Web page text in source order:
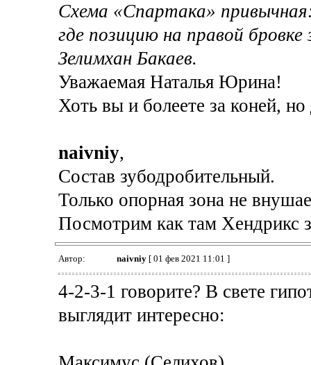
Схема «Спартака»
где позицию на правой бровке
Зелимхан Бакаев.
Уважаемая Наталья Юрина!
Хоть вы и болеете за коней, но
naivniy,
Состав зубодробительный.
Только опорная зона не
Посмотрим как там Хендрикс
Автор: naivniy[ 01 фев 2021 11:01 ]
4-2-3-1 говорите? В свете
выглядит интересно: